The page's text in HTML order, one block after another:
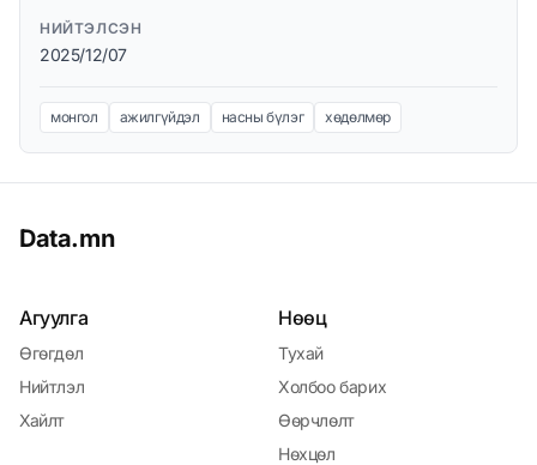
НИЙТЭЛСЭН
2025/12/07
монгол ажилгүйдэл насны бүлэг хөдөлмөр
Data.mn
Агуулга
Өгөгдөл
Нийтлэл
Хайлт
Нөөц
Тухай
Холбоо барих
Өөрчлөлт
Нөхцөл